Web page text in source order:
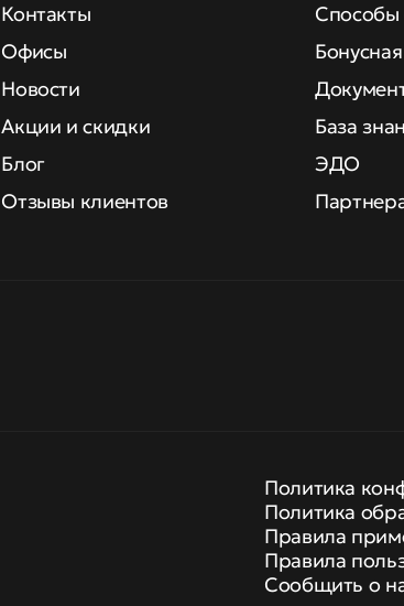
Контакты
Офисы
Новости
Акции и скидки
Блог
Отзывы клиентов
Способы
База
ЭДО
Политика
Политика
Правила
Правила
Сообщить о